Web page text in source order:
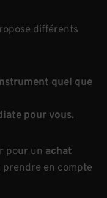
différents
quel que
pour vous.
pour un achat
prendre en compte